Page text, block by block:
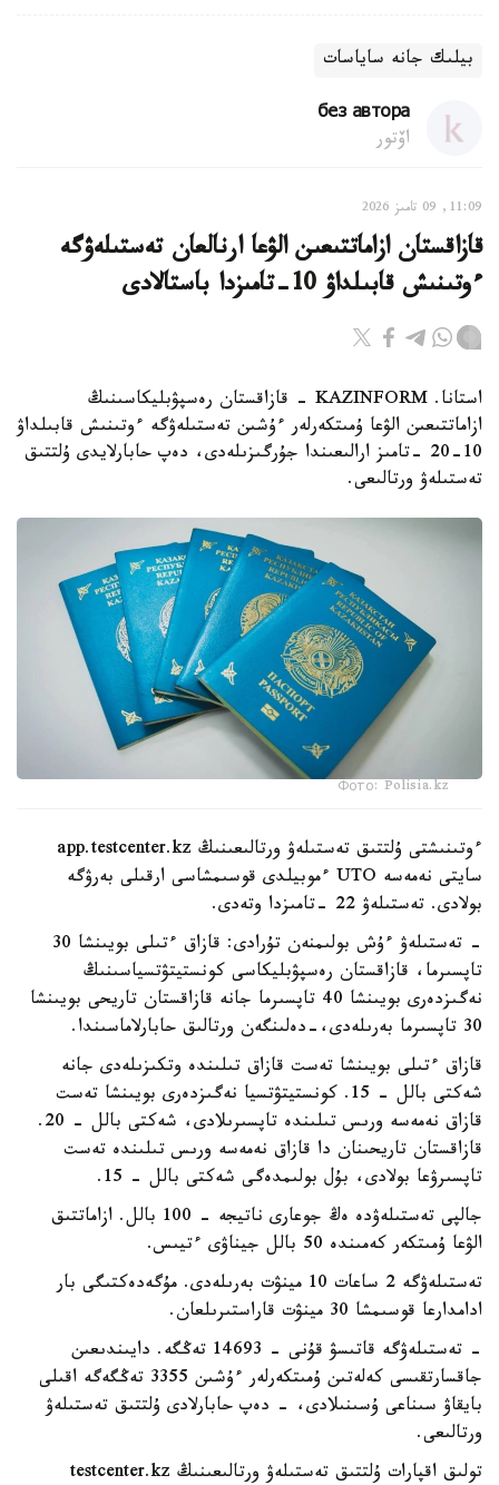
بيلىك جانە ساياسات
без автора
اۆتور
11:09, 09 تامىز 2026
قازاقستان ازاماتتىعىن الۋعا ارنالعان تەستىلەۋگە
ءوتىنىش قابىلداۋ 10-تامىزدا باستالادى
استانا. KAZINFORM - قازاقستان رەسپۋبليكاسىنىڭ
ازاماتتىعىن الۋعا ۇمىتكەرلەر ءۇشىن تەستىلەۋگە ءوتىنىش قابىلداۋ
10-20 -تامىز ارالىعىندا جۇرگىزىلەدى، دەپ حابارلايدى ۇلتتىق
تەستىلەۋ ورتالىعى.
Фото: Polisia.kz
ءوتىنىشتى ۇلتتىق تەستىلەۋ ورتالىعىنىڭ app.testcenter.kz
سايتى نەمەسە UTO ءموبيلدى قوسىمشاسى ارقىلى بەرۋگە
بولادى. تەستىلەۋ 22 -تامىزدا وتەدى.
- تەستىلەۋ ءۇش بولىمنەن تۇرادى: قازاق ءتىلى بويىنشا 30
تاپسىرما، قازاقستان رەسپۋبليكاسى كونستيتۋتسياسىنىڭ
نەگىزدەرى بويىنشا 40 تاپسىرما جانە قازاقستان تاريحى بويىنشا
30 تاپسىرما بەرىلەدى،-دەلىنگەن ورتالىق حابارلاماسىندا.
قازاق ءتىلى بويىنشا تەست قازاق تىلىندە وتكىزىلەدى جانە
شەكتى بالل - 15. كونستيتۋتسيا نەگىزدەرى بويىنشا تەست
قازاق نەمەسە ورىس تىلىندە تاپسىرىلادى، شەكتى بالل - 20.
قازاقستان تاريحىنان دا قازاق نەمەسە ورىس تىلىندە تەست
تاپسىرۋعا بولادى، بۇل بولىمدەگى شەكتى بالل - 15.
جالپى تەستىلەۋدە ەڭ جوعارى ناتيجە - 100 بالل. ازاماتتىق
الۋعا ۇمىتكەر كەمىندە 50 بالل جيناۋى ءتيىس.
تەستىلەۋگە 2 ساعات 10 مينۋت بەرىلەدى. مۇگەدەكتىگى بار
ادامدارعا قوسىمشا 30 مينۋت قاراستىرىلعان.
- تەستىلەۋگە قاتىسۋ قۇنى - 14693 تەڭگە. دايىندىعىن
جاقسارتقىسى كەلەتىن ۇمىتكەرلەر ءۇشىن 3355 تەڭگەگە اقىلى
بايقاۋ سىناعى ۇسىنىلادى، - دەپ حابارلادى ۇلتتىق تەستىلەۋ
ورتالىعى.
تولىق اقپارات ۇلتتىق تەستىلەۋ ورتالىعىنىڭ testcenter.kz